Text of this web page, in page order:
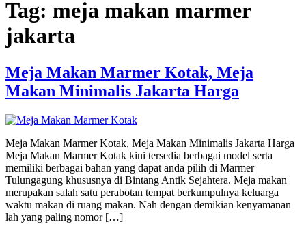
Tag: meja makan marmer
jakarta
Meja Makan Marmer Kotak, Meja
Makan Minimalis Jakarta Harga
Meja Makan Marmer Kotak, Meja Makan Minimalis Jakarta Harga
Meja Makan Marmer Kotak kini tersedia berbagai model serta
memiliki berbagai bahan yang dapat anda pilih di Marmer
Tulungagung khususnya di Bintang Antik Sejahtera. Meja makan
merupakan salah satu perabotan tempat berkumpulnya keluarga
waktu makan di ruang makan. Nah dengan demikian kenyamanan
lah yang paling nomor […]